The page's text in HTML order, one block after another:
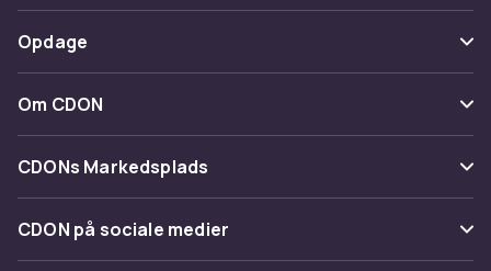
Spor pakke
Fortryd & returner her
Kontakt os
Betaling
Levering
Tilbagekaldelser
Opdage
Kategorier
Maerke
Om CDON
Om os
Kundeanmeldelser
Arbejd på CDON
CDONs Markedsplads
Merchant Help Center
CDON på sociale medier